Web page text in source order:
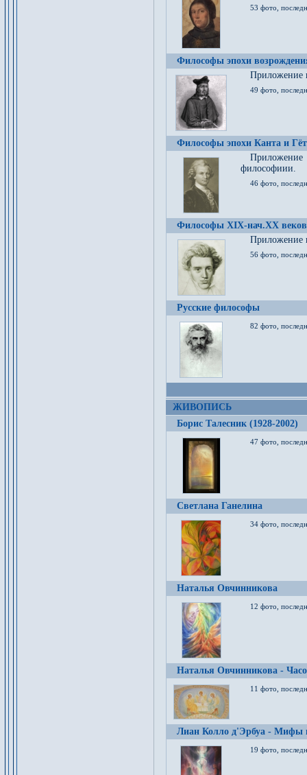
53 фото,
Философы эпохи
Приложение
49 фото,
Философы эпохи Канта и
философиии.
46 фото,
Философы XIX-нач.XX веков
Приложение
56 фото,
Русские философы
82 фото,
ЖИВОПИСЬ
Борис Талесник (1928-2002)
47 фото,
Светлана Ганелина
34 фото,
Наталья Овчинникова
12 фото,
Наталья Овчинникова -
11 фото,
Лиан Колло д'Эрбуа - Мифы
19 фото,